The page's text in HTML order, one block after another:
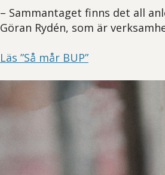
– Sammantaget finns det all
Göran Rydén, som är
Läs ”Så mår BUP”